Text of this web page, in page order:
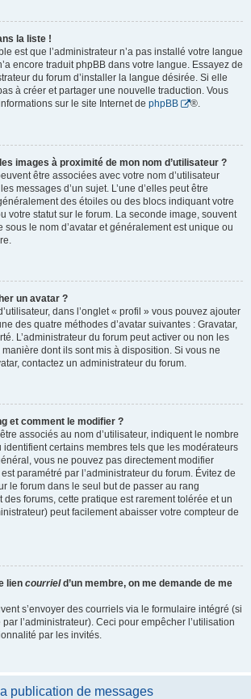
la liste !
est que l’administrateur n’a pas installé votre langue
encore traduit phpBB dans votre langue. Essayez de
du forum d’installer la langue désirée. Si elle
à créer et partager une nouvelle traduction. Vous
sur le site Internet de phpBB ®.
images à proximité de mon nom d’utilisateur ?
être associées avec votre nom d’utilisateur
messages d’un sujet. L’une d’elles peut être
des étoiles ou des blocs indiquant votre
votre statut sur le forum. La seconde image, souvent
sous le nom d’avatar et généralement est unique ou
un avatar ?
dans l’onglet « profil » vous pouvez ajouter
des quatre méthodes d’avatar suivantes : Gravatar,
L’administrateur du forum peut activer ou non les
dont ils sont mis à disposition. Si vous ne
contactez un administrateur du forum.
et comment le modifier ?
associés au nom d’utilisateur, indiquent le nombre
identifient certains membres tels que les modérateurs
vous ne pouvez pas directement modifier
paramétré par l’administrateur du forum. Évitez de
le forum dans le seul but de passer au rang
des forums, cette pratique est rarement tolérée et un
peut facilement abaisser votre compteur de
lien courrield’un membre, on me demande de me
s’envoyer des courriels via le formulaire intégré (si
l’administrateur). Ceci pour empêcher l’utilisation
par les invités.
publication de messages